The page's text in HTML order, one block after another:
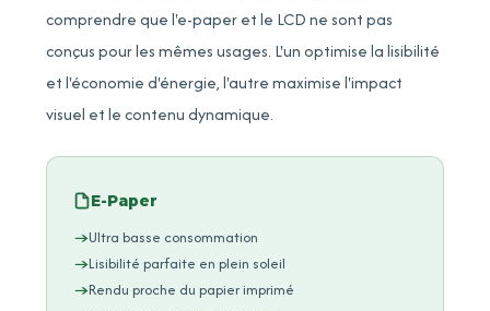
comprendre que l'e-paper et le LCD ne sont pas
conçus pour les mêmes usages. L'un optimise la lisibilité
et l'économie d'énergie, l'autre maximise l'impact
visuel et le contenu dynamique.
E-Paper
Ultra basse consommation
Lisibilité parfaite en plein soleil
Rendu proche du papier imprimé